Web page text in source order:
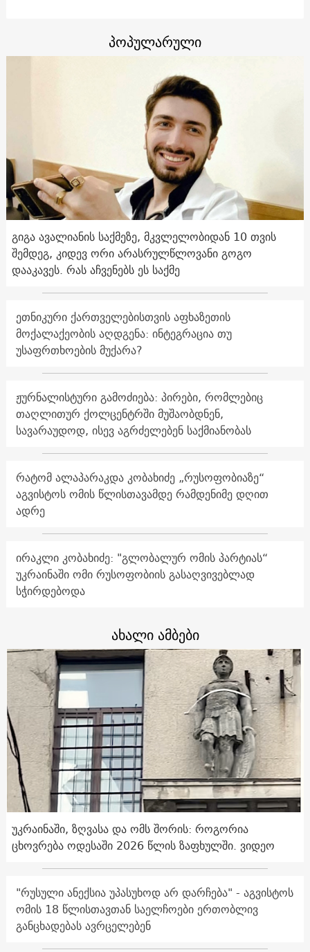
პოპულარული
გიგა ავალიანის საქმეზე, მკვლელობიდან 10 თვის
შემდეგ, კიდევ ორი არასრულწლოვანი გოგო
დააკავეს. რას აჩვენებს ეს საქმე
ეთნიკური ქართველებისთვის აფხაზეთის
მოქალაქეობის აღდგენა: ინტეგრაცია თუ
უსაფრთხოების მუქარა?
ჟურნალისტური გამოძიება: პირები, რომლებიც
თაღლითურ ქოლცენტრში მუშაობდნენ,
სავარაუდოდ, ისევ აგრძელებენ საქმიანობას
რატომ ალაპარაკდა კობახიძე „რუსოფობიაზე“
აგვისტოს ომის წლისთავამდე რამდენიმე დღით
ადრე
ირაკლი კობახიძე: "გლობალურ ომის პარტიას“
უკრაინაში ომი რუსოფობიის გასაღვივებლად
სჭირდებოდა
ახალი ამბები
უკრაინაში, ზღვასა და ომს შორის: როგორია
ცხოვრება ოდესაში 2026 წლის ზაფხულში. ვიდეო
"რუსული ანექსია უპასუხოდ არ დარჩება" - აგვისტოს
ომის 18 წლისთავთან საელჩოები ერთობლივ
განცხადებას ავრცელებენ